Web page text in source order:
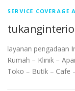
SERVICE COVERAGE
layanan pengadaan
Rumah – Klinik –
Toko – Butik – Cafe